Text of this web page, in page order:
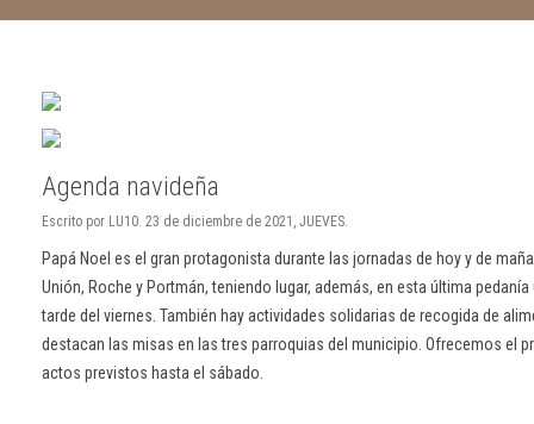
Agenda navideña
Escrito por LU10. 23 de diciembre de 2021, JUEVES.
Papá Noel es el gran protagonista durante las jornadas de hoy y de
Unión, Roche y Portmán, teniendo lugar, además, en esta última
tarde del viernes. También hay actividades solidarias de recogida de
destacan las misas en las tres parroquias del municipio. Ofrecemos el
actos previstos hasta el sábado.